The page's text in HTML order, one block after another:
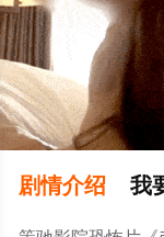
剧情介绍 我